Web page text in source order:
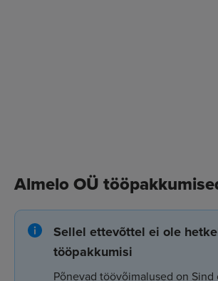
Almelo OÜ
Sellel ettevõttel ei ole
tööpakkumisi
Põnevad töövõimalused on Sind